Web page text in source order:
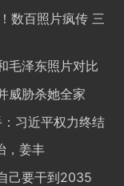
数百照片疯传 三
毛泽东照片对比
威胁杀她全家
习近平权力终结
，姜丰
己要干到2035